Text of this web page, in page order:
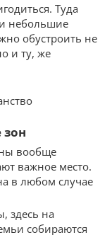
Туда
небольшие
обустроить не
и ту, же
зон
вообще
важное место.
в любом случае
здесь на
собираются